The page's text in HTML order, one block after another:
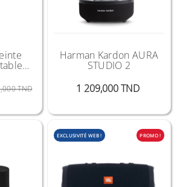
TNDPrix Public
Prix
Harman Kardon AURA
STUDIO 2
1 209,000 TND
EXCLUSIVITÉ WEB ! PROMO !